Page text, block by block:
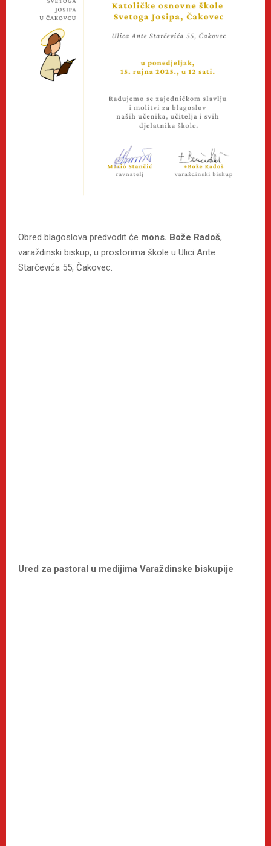
Obred blagoslova predvodit će mons. Bože Radoš,
varaždinski biskup, u prostorima škole u Ulici Ante
Starčevića 55, Čakovec.
Ured za pastoral u medijima Varaždinske biskupije